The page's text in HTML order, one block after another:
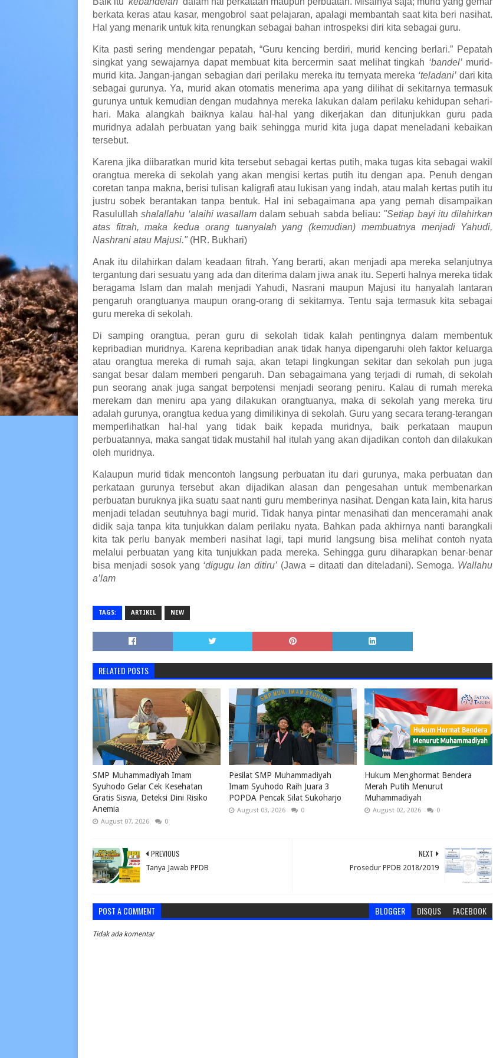
berkata keras atau kasar, mengobrol saat pelajaran, apalagi membantah saat kita beri nasihat.
Hal yang menarik untuk kita renungkan sebagai bahan introspeksi diri kita sebagai guru.
Kita pasti sering mendengar pepatah, “Guru kencing berdiri, murid kencing berlari.” Pepatah
singkat yang sewajarnya dapat membuat kita bercermin saat melihat tingkah ‘bandel’murid-
murid kita. Jangan-jangan sebagian dari perilaku mereka itu ternyata mereka ‘teladani’ dari kita
sebagai gurunya. Ya, murid akan otomatis menerima apa yang dilihat di sekitarnya termasuk
gurunya untuk kemudian dengan mudahnya mereka lakukan dalam perilaku kehidupan sehari-
hari. Maka alangkah baiknya kalau hal-hal yang dikerjakan dan ditunjukkan guru pada
muridnya adalah perbuatan yang baik sehingga murid kita juga dapat meneladani kebaikan
tersebut.
Karena jika diibaratkan murid kita tersebut sebagai kertas putih, maka tugas kita sebagai wakil
orangtua mereka di sekolah yang akan mengisi kertas putih itu dengan apa. Penuh dengan
coretan tanpa makna, berisi tulisan kaligrafi atau lukisan yang indah, atau malah kertas putih itu
justru sobek berantakan tanpa bentuk. Hal ini sebagaimana apa yang pernah disampaikan
Rasulullahshalallahu ‘alaihi wasallamdalam sebuah sabda beliau: "Setiap bayi itu dilahirkan
atas fitrah, maka kedua orang tuanyalah yang (kemudian) membuatnya menjadi Yahudi,
Nashrani atau Majusi." (HR. Bukhari)
Anak itu dilahirkan dalam keadaan fitrah. Yang berarti, akan menjadi apa mereka selanjutnya
tergantung dari sesuatu yang ada dan diterima dalam jiwa anak itu. Seperti halnya mereka tidak
beragama Islam dan malah menjadi Yahudi, Nasrani maupun Majusi itu hanyalah lantaran
pengaruh orangtuanya maupun orang-orang di sekitarnya. Tentu saja termasuk kita sebagai
guru mereka di sekolah.
Di samping orangtua, peran guru di sekolah tidak kalah pentingnya dalam membentuk
kepribadian muridnya. Karena kepribadian anak tidak hanya dipengaruhi oleh faktor keluarga
atau orangtua mereka di rumah saja, akan tetapi lingkungan sekitar dan sekolah pun juga
sangat besar dalam memberi pengaruh. Dan sebagaimana yang terjadi di rumah, di sekolah
pun seorang anak juga sangat berpotensi menjadi seorang peniru. Kalau di rumah mereka
merekam dan meniru apa yang dilakukan orangtuanya, maka di sekolah yang mereka tiru
adalah gurunya, orangtua kedua yang dimilikinya di sekolah. Guru yang secara terang-terangan
memperlihatkan hal-hal yang tidak baik kepada muridnya, baik perkataan maupun
perbuatannya, maka sangat tidak mustahil hal itulah yang akan dijadikan contoh dan dilakukan
oleh muridnya.
Kalaupun murid tidak mencontoh langsung perbuatan itu dari gurunya, maka perbuatan dan
perkataan gurunya tersebut akan dijadikan alasan dan pengesahan untuk membenarkan
perbuatan buruknya jika suatu saat nanti guru memberinya nasihat. Dengan kata lain, kita harus
menjadi teladan seutuhnya bagi murid. Tidak hanya pintar menasihati dan menceramahi anak
didik saja tanpa kita tunjukkan dalam perilaku nyata. Bahkan pada akhirnya nanti barangkali
kita tak perlu banyak memberi nasihat lagi, tapi murid langsung bisa melihat contoh nyata
melalui perbuatan yang kita tunjukkan pada mereka. Sehingga guru diharapkan benar-benar
bisa menjadi sosok yang ‘digugu lan ditiru’ (Jawa = ditaati dan diteladani). Semoga. Wallahu
a’lam
TAGS: ARTIKEL NEW
RELATED POSTS
SMP Muhammadiyah Imam
Syuhodo Gelar Cek Kesehatan
Gratis Siswa, Deteksi Dini Risiko
Anemia
August 07, 2026 0
Pesilat SMP Muhammadiyah
Imam Syuhodo Raih Juara 3
POPDA Pencak Silat Sukoharjo
August 03, 2026 0
Hukum Menghormat Bendera
Merah Putih Menurut
Muhammadiyah
August 02, 2026 0
NEXT
Prosedur PPDB 2018/2019
PREVIOUS
Tanya Jawab PPDB
POST A COMMENT BLOGGER DISQUS FACEBOOK
Tidak ada komentar